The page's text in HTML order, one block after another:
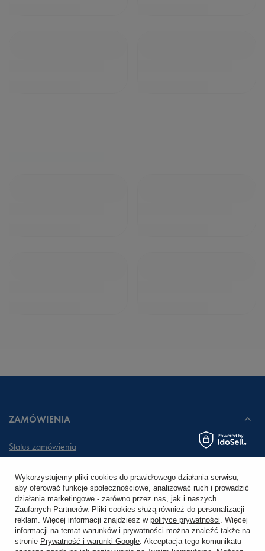
ZAMÓWIENIA
Status zamówienia
Chcę zareklamować produkt
Chcę zwrócić produkt
Chcę wymienić towar
Wykorzystujemy pliki cookies do prawidłowego działania serwisu,
aby oferować funkcje społecznościowe, analizować ruch i prowadzić
działania marketingowe - zarówno przez nas, jak i naszych
Zaufanych Partnerów. Pliki cookies służą również do personalizacji
reklam. Więcej informacji znajdziesz w polityce prywatności. Więcej
informacji na temat warunków i prywatności można znaleźć także na
stronie Prywatność i warunki Google. Akceptacja tego komunikatu